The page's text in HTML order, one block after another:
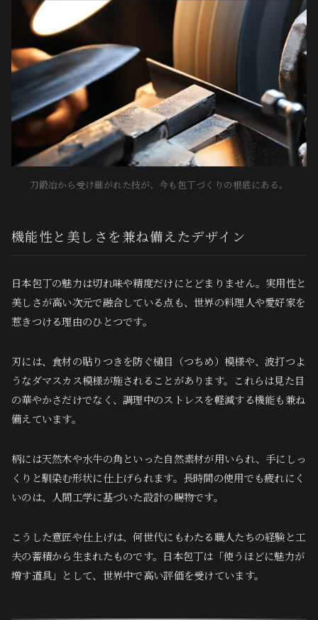
刀鍛冶から受け継がれた技が、今も包丁づくりの根底にある。
機能性と美しさを兼ね備えたデザイン
日本包丁の魅力は切れ味や精度だけにとどまりません。実用性と
美しさが高い次元で融合している点も、世界の料理人や愛好家を
惹きつける理由のひとつです。
刃には、食材の貼りつきを防ぐ槌目（つちめ）模様や、波打つよ
うなダマスカス模様が施されることがあります。これらは見た目
の華やかさだけでなく、調理中のストレスを軽減する機能も兼ね
備えています。
柄には天然木や水牛の角といった自然素材が用いられ、手にしっ
くりと馴染む形状に仕上げられます。長時間の使用でも疲れにく
いのは、人間工学に基づいた設計の賜物です。
こうした意匠や仕上げは、何世代にもわたる職人たちの経験と工
夫の蓄積から生まれたものです。日本包丁は「使うほどに魅力が
増す道具」として、世界中で高い評価を受けています。